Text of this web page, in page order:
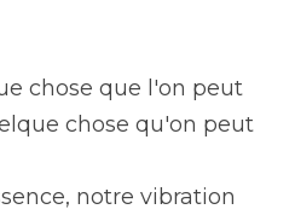
chose que l'on peut
chose qu'on peut
notre vibration